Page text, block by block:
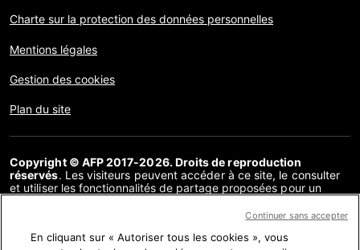
Charte sur la protection des données personnelles
Mentions légales
Gestion des cookies
Plan du site
Copyright © AFP 2017-2026. Droits de reproduction
réservés. Les visiteurs peuvent accéder à ce site, le consulter
et utiliser les fonctionnalités de partage proposées pour un
communication au public, distribution de tout ou partie du
soit, sans licence spécifique signée avec l’AFP, est interdite. Les
En cliquant sur « Autoriser tous les cookies », vous
Continuer sans accepter